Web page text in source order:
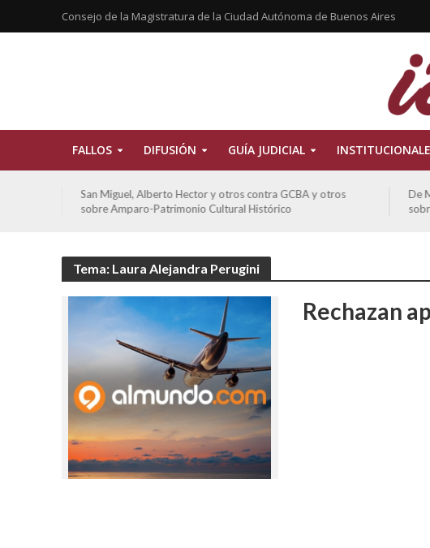
Consejo de la Magistratura de la Ciudad Autónoma de Buenos Aires
FALLOS DIFUSIÓN GUÍA JUDICIAL
De Morais, Oscar Antonio y otros y otros contra GCBA
sobre amparo-habitacionales
Tema: Laura Alejandra Perugini
Rechazan